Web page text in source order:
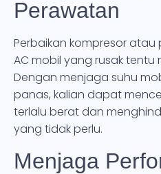
Perawatan
Perbaikan kompresor
AC mobil yang rusak tentu
Dengan menjaga suhu
panas, kalian dapat
terlalu berat dan
yang tidak perlu.
Menjaga